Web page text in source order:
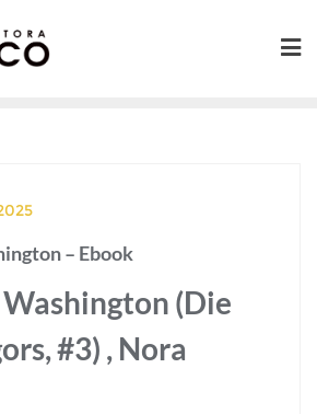
– Ebook
(Die
#3) , Nora